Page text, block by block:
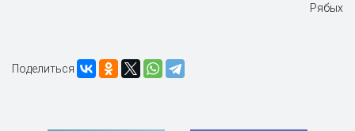
Рябых
Поделиться